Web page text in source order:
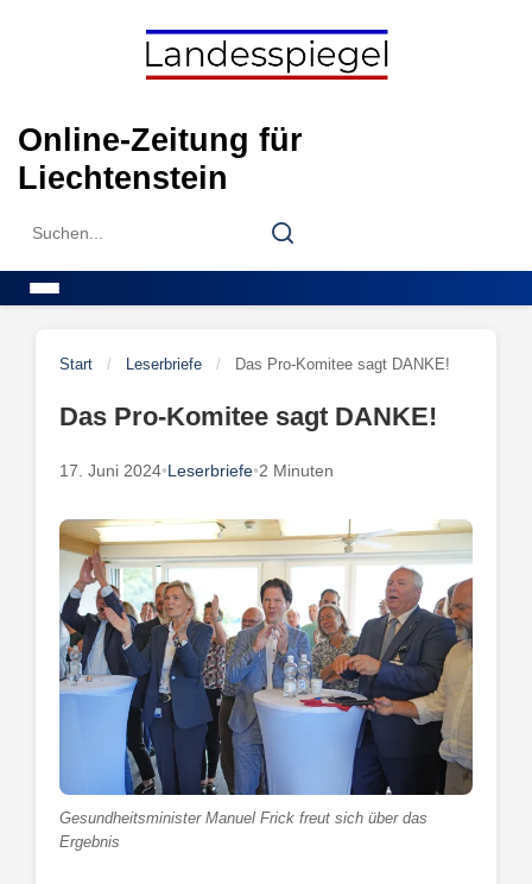
Online-Zeitung für
Liechtenstein
Search
Search
Start / Leserbriefe / Das Pro-Komitee sagt DANKE!
Das Pro-Komitee sagt DANKE!
17. Juni 2024•Leserbriefe•2 Minuten
Gesundheitsminister Manuel Frick freut sich über das
Ergebnis